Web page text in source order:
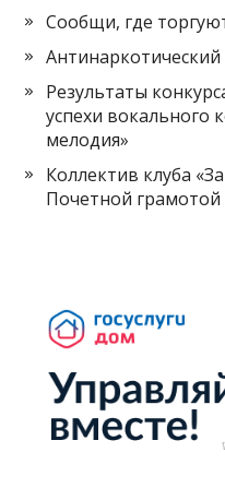
Сообщи, где
Антинаркотический
Результаты
успехи вокального
мелодия»
Коллектив клуба
Почетной грамотой